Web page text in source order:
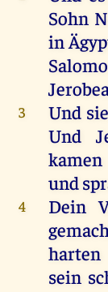
Sohn
in
Salomo
3 Und sie
Und
kamen
und
4 Dein
harten
sein